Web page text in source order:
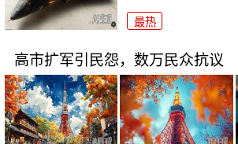
最热
高市扩军引民怨，数万民众抗议